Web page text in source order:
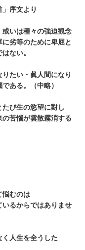
序文より
いは種々の強迫観念
劣等のために卑屈と
ない。
たい・眞人間になり
ある。（中略）
び生の慾望に對し
苦惱が雲散霧消する
悩むのは
るからではありませ
人生を全うした